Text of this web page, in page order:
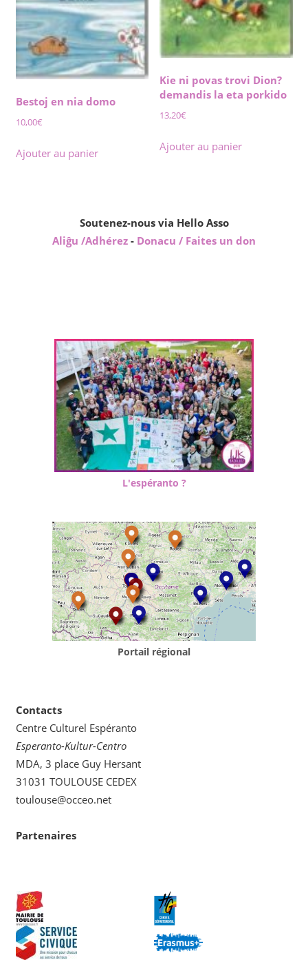
Bestoj en nia domo
10,00€
Ajouter au panier
Kie ni povas trovi Dion?
demandis la eta porkido
13,20€
Ajouter au panier
Soutenez-nous via Hello Asso
Aliĝu /Adhérez - Donacu / Faites un don
L'espéranto ?
Portail régional
Contacts
Centre Culturel Espéranto
Esperanto-Kultur-Centro
MDA, 3 place Guy Hersant
31031 TOULOUSE CEDEX
toulouse@occeo.net
Partenaires